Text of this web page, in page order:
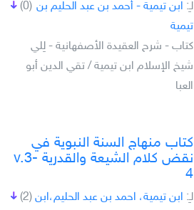
(0) لـِ: ابن تيمية - أحمد بن عبد الحليم بن
تيمية
كتاب - شرح العقيدة الأصفهانية - لِلي
شيخ الإسلام ابن تيمية / تقي الدين أبو
العبا
كتاب منهاج السنة النبوية في
نقض كلام الشيعة والقدرية v.3-
4
(2) لـِ: ابن تيمية، احمد بن عبد الحليم،ابن